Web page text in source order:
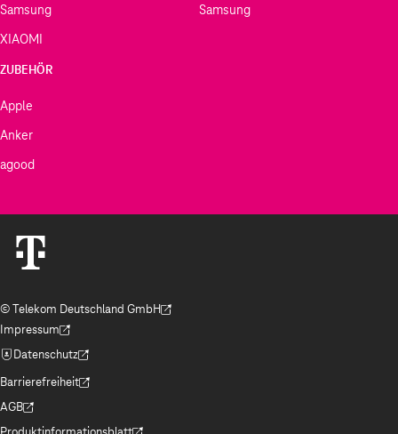
Samsung
XIAOMI
Samsung
ZUBEHÖR
Apple
Anker
agood
© Telekom Deutschland GmbH
(Der Link wird in einem neuen Tab geöffnet)
Impressum
(Der Link wird in einem neuen Tab geöffnet)
Datenschutz
(Der Link wird in einem neuen Tab geöffnet)
Barrierefreiheit
(Der Link wird in einem neuen Tab geöffnet)
AGB
(Der Link wird in einem neuen Tab geöffnet)